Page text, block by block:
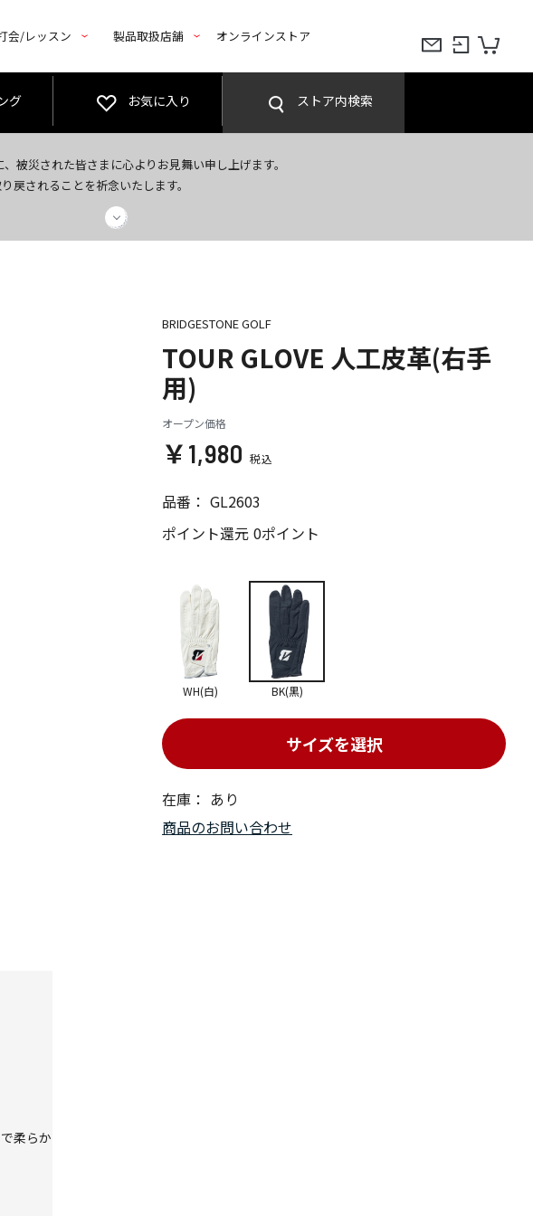
会/レッスン 製品取扱店舗 オンラインストア
グ お気に入り ストア内検索
被災された皆さまに心よりお見舞い申し上げます。
戻されることを祈念いたします。
プレゼント！
＞
BRIDGESTONE GOLF
TOUR GLOVE 人工皮革(右手
用)
オープン価格
￥1,980
品番： GL2603
ポイント還元 0ポイント
在庫： あり
サイズを選択
WH(白) BK(黒)
商品のお問い合わせ
柔らか